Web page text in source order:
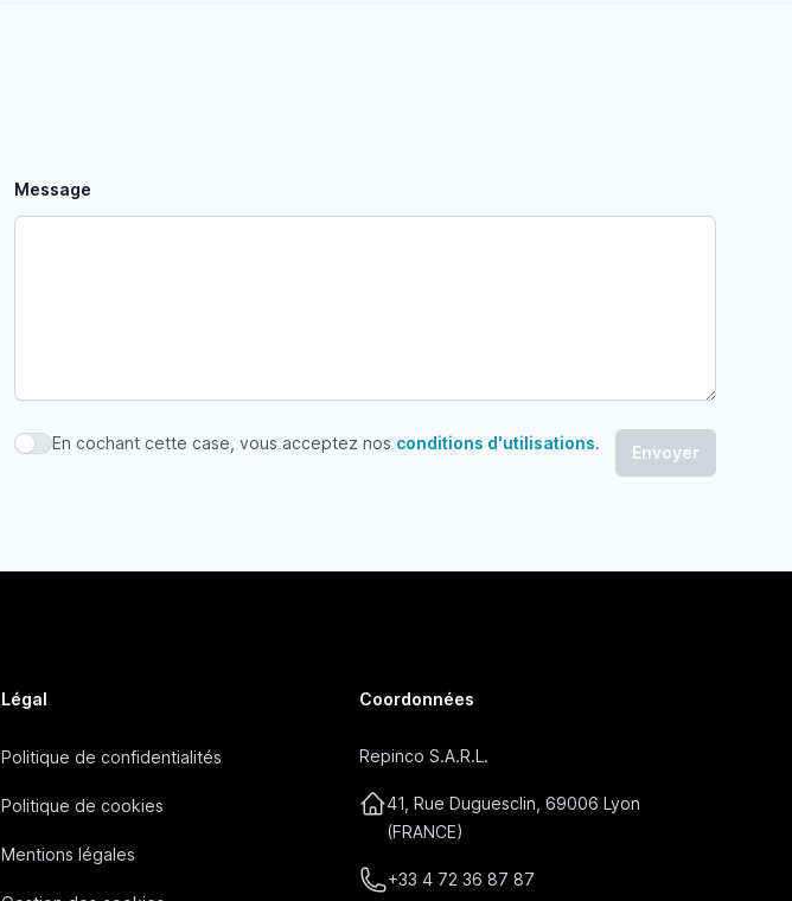
Message
En cochant cette case, vous acceptez nos conditions d'utilisations
En cochant cette case, vous acceptez nos conditions d'utilisations.
Légal
Politique de confidentialités
Politique de cookies
Mentions légales
Coordonnées
Repinco S.A.R.L.
41, Rue Duguesclin, 69006 Lyon
(FRANCE)
+33 4 72 36 87 87